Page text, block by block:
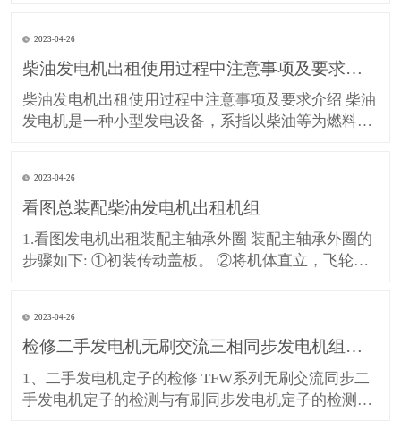
践中发现，现代柴油机的穴蚀损坏非常严重，许多柴
油机的气缸套不是因为超过了磨损极限而更换，往往
是因穴蚀损坏被迫换
2023-04-26
柴油发电机出租使用过程中注意事项及要求介绍
柴油发电机出租使用过程中注意事项及要求介绍 柴油
发电机是一种小型发电设备，系指以柴油等为燃料，
和控制用蓄电瓶、保护装置、应急柜等部件组成。
1、柴油机房内严禁明火。 2、柴油机房内若有动火工
作，必须经有
2023-04-26
看图总装配柴油发电机出租机组
1.看图发电机出租装配主轴承外圈 装配主轴承外圈的
步骤如下: ①初装传动盖板。 ②将机体直立，飞轮端
再将轴承外圈放入轴承座孔内。用专用压板和金属棒
将轴承外圈打人，此后再装配一个锁簧。按上述方法
将所有主
2023-04-26
检修二手发电机无刷交流三相同步发电机组成部件
1、二手发电机定子的检修 TFW系列无刷交流同步二
手发电机定子的检测与有刷同步发电机定子的检测一